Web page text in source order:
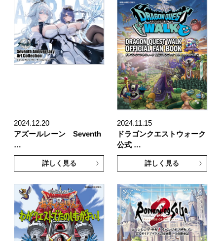
2024.12.20
アズールレーン Seventh
…
詳しく見る
2024.11.15
ドラゴンクエストウォーク
公式 …
詳しく見る